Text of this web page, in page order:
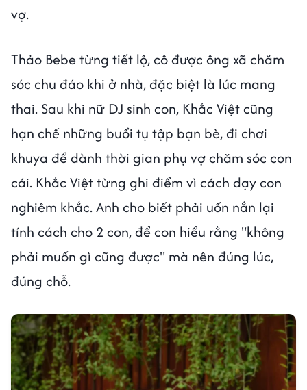
vợ.
Thảo Bebe từng tiết lộ, cô được ông xã chăm
sóc chu đáo khi ở nhà, đặc biệt là lúc mang
thai. Sau khi nữ DJ sinh con, Khắc Việt cũng
hạn chế những buổi tụ tập bạn bè, đi chơi
khuya để dành thời gian phụ vợ chăm sóc con
cái. Khắc Việt từng ghi điểm vì cách dạy con
nghiêm khắc. Anh cho biết phải uốn nắn lại
tính cách cho 2 con, để con hiểu rằng "không
phải muốn gì cũng được" mà nên đúng lúc,
đúng chỗ.